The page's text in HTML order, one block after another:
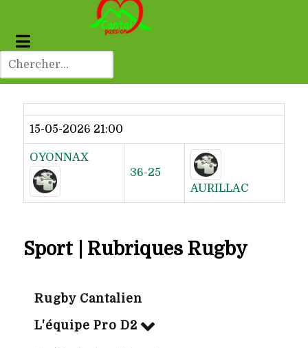
Dernier résultat
15-05-2026 21:00
OYONNAX
36-25
AURILLAC
Sport | Rubriques Rugby
Rugby Cantalien
L'équipe Pro D2